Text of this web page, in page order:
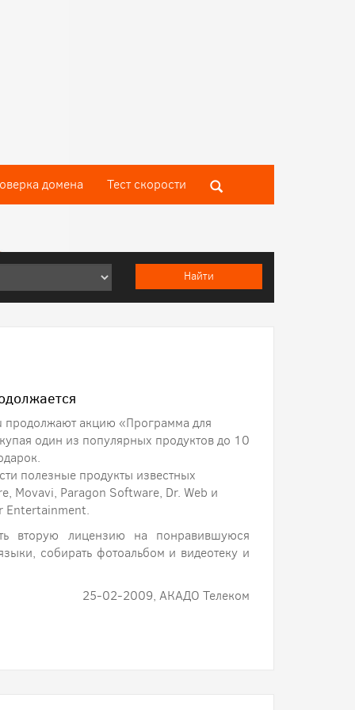
домена Тест скороcти
акцию «Программа для
один из популярных продуктов до 10
полезные продукты известных
Movavi, Paragon Software, Dr. Web и
Entertainment.
вторую лицензию на понравившуюся
собирать фотоальбом и видеотеку и
25-02-2009, АКАДО Телеком